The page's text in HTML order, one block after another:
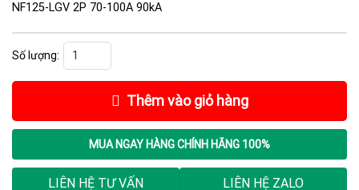
NF125-LGV 2P 70-100A 90kA
MCCB Mitsubishi 2P, NF125-LGV 2P 70-100A 90kA số lượng
Thêm vào giỏ hàng
MUA NGAY HÀNG CHÍNH HÃNG 100%
LIÊN HỆ TƯ VẤN LIÊN HỆ ZALO